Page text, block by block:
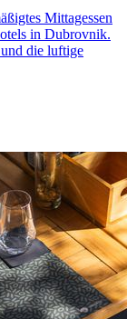
Mittagessen
in Dubrovnik.
die luftige